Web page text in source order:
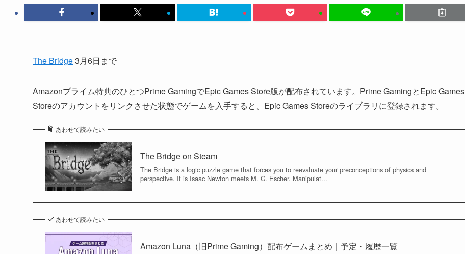
The Bridge3月6日まで
Amazonプライム特典のひとつPrime GamingでEpic Games Store版が配布されています。Prime GamingとEpic Games
Storeのアカウントをリンクさせた状態でゲームを入手すると、Epic Games Storeのライブラリに登録されます。
あわせて読みたい
The Bridge on Steam
The Bridge is a logic puzzle game that forces you to reevaluate your preconceptions of physics and
perspective. It is Isaac Newton meets M. C. Escher. Manipulat...
あわせて読みたい
Amazon Luna（旧Prime Gaming）配布ゲームまとめ｜予定・履歴一覧